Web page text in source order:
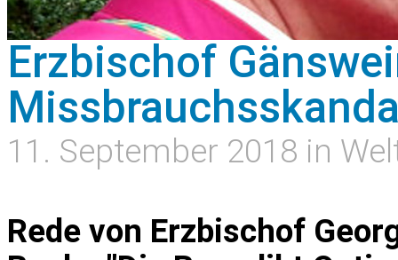
Erzbischof
11. September 2018 in
Rede von Erzbischof